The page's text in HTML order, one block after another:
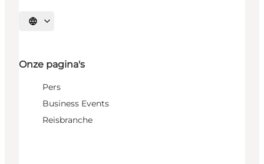
Selecteer taal
Onze pagina's
Pers
Business Events
Reisbranche